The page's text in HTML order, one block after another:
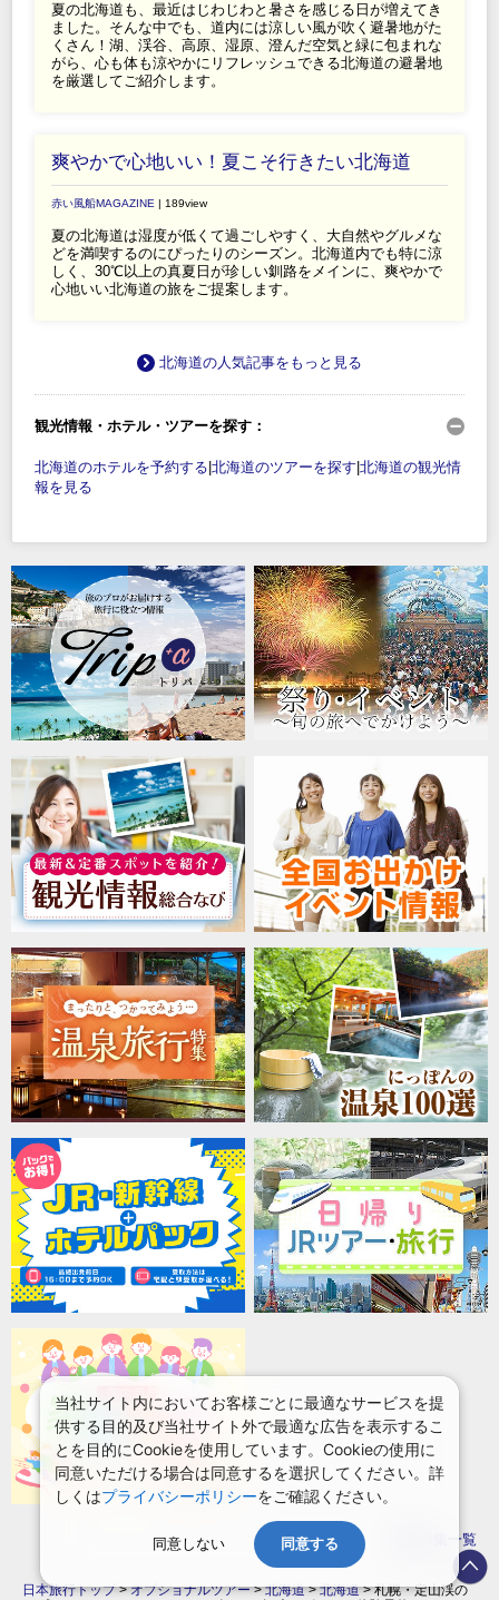
夏の北海道も、最近はじわじわと暑さを感じる日が増えてき
ました。そんな中でも、道内には涼しい風が吹く避暑地がた
くさん！湖、渓谷、高原、湿原、澄んだ空気と緑に包まれな
がら、心も体も涼やかにリフレッシュできる北海道の避暑地
を厳選してご紹介します。
爽やかで心地いい！夏こそ行きたい北海道
赤い風船MAGAZINE | 189view
夏の北海道は湿度が低くて過ごしやすく、大自然やグルメな
どを満喫するのにぴったりのシーズン。北海道内でも特に涼
しく、30℃以上の真夏日が珍しい釧路をメインに、爽やかで
心地いい北海道の旅をご提案します。
北海道の人気記事をもっと見る
観光情報・ホテル・ツアーを探す：
北海道のホテルを予約する 北海道のツアーを探す 北海道の観光情
報を見る
特集一覧
日本旅行トップ>オプショナルツアー>北海道>北海道>札幌・定山渓の
当社サイト内においてお客様ごとに最適なサービスを提
供する目的及び当社サイト外で最適な広告を表示するこ
とを目的にCookieを使用しています。Cookieの使用に
同意いただける場合は同意するを選択してください。詳
しくはプライバシーポリシーをご確認ください。
同意しない 同意する